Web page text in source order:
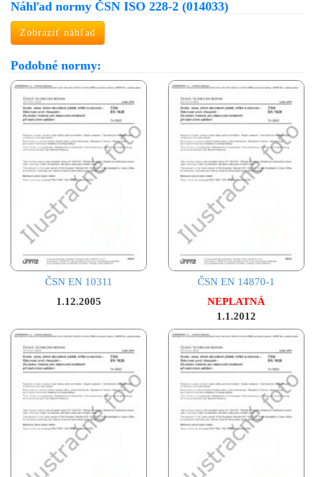
Náhľad normy ČSN ISO 228-2 (014033)
Zobraziť náhľad
Podobné normy:
ČSN EN 10311
1.12.2005
ČSN EN 14870-1
NEPLATNÁ
1.1.2012